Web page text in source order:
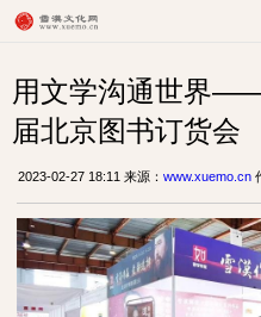
用文学沟通世界
届北京图书订货会
2023-02-27 18:11 来源： www.xuemo.cn